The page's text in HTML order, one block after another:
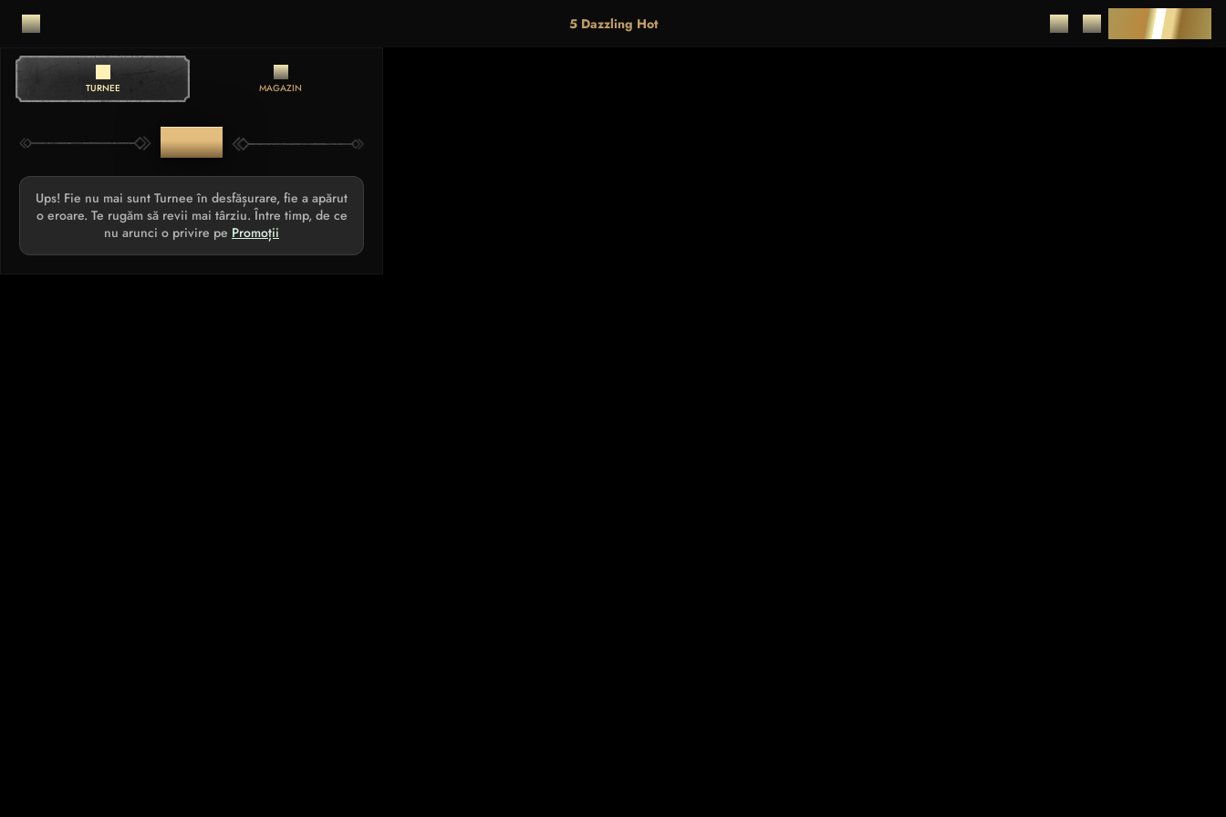
5 Dazzling Hot DEPUNERE
TURNEE MAGAZIN
TURNEE
Ups! Fie nu mai sunt Turnee în desfășurare, fie a apărut
o eroare. Te rugăm să revii mai târziu. Între timp, de ce
nu arunci o privire pe Promoții